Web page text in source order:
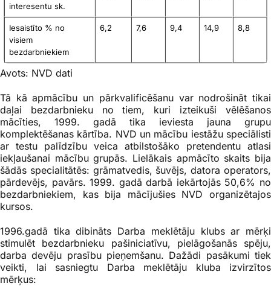
interesentu sk.
Iesaistīto % no
visiem
bezdarbniekiem
6,2 7,6 9,4 14,9 8,8
Avots: NVD dati
Tā kā apmācību un pārkvalificēšanu var nodrošināt tikai
daļai bezdarbnieku no tiem, kuri izteikuši vēlēšanos
mācīties, 1999. gadā tika ieviesta jauna grupu
komplektēšanas kārtība. NVD un mācību iestāžu speciālisti
ar testu palīdzību veica atbilstošāko pretendentu atlasi
iekļaušanai mācību grupās. Lielākais apmācīto skaits bija
šādās specialitātēs: grāmatvedis, šuvējs, datora operators,
pārdevējs, pavārs. 1999. gadā darbā iekārtojās 50,6% no
bezdarbniekiem, kas bija mācījušies NVD organizētajos
kursos.
1996.gadā tika dibināts Darba meklētāju klubs ar mērķi
stimulēt bezdarbnieku pašiniciatīvu, pielāgošanās spēju,
darba devēju prasību pieņemšanu. Dažādi pasākumi tiek
veikti, lai sasniegtu Darba meklētāju kluba izvirzītos
mērķus: